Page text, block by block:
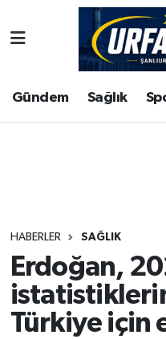
Gündem Sağlık
HABERLER SAĞLIK
Erdoğan,
Türkiye için
ASAYİS
ÇEVRE
Gündem
Kültür
Şanlıurfa Nöbetçi
Şanlıurfa Hava
Tüm Manşetler
Son Dakika